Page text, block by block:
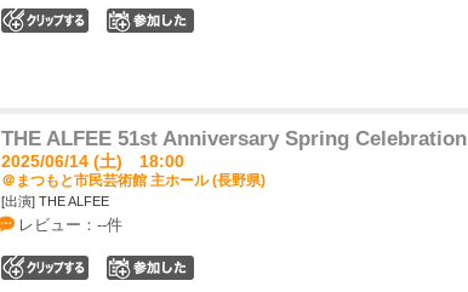
THE ALFEE 51st Anniversary Spring Celebration
2025/06/14 (土) 18:00
＠まつもと市民芸術館 主ホール (長野県)
[出演] THE ALFEE
レビュー：--件